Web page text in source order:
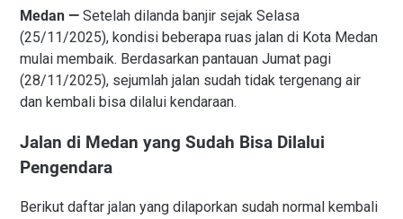
Medan — Setelah dilanda banjir sejak Selasa
(25/11/2025), kondisi beberapa ruas jalan di Kota Medan
mulai membaik. Berdasarkan pantauan Jumat pagi
(28/11/2025), sejumlah jalan sudah tidak tergenang air
dan kembali bisa dilalui kendaraan.
Jalan di Medan yang Sudah Bisa Dilalui
Pengendara
Berikut daftar jalan yang dilaporkan sudah normal kembali